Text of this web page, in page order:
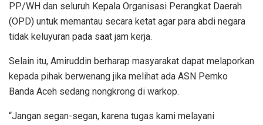
PP/WH dan seluruh Kepala Organisasi Perangkat Daerah
(OPD) untuk memantau secara ketat agar para abdi negara
tidak keluyuran pada saat jam kerja.
Selain itu, Amiruddin berharap masyarakat dapat melaporkan
kepada pihak berwenang jika melihat ada ASN Pemko
Banda Aceh sedang nongkrong di warkop.
“Jangan segan-segan, karena tugas kami melayani